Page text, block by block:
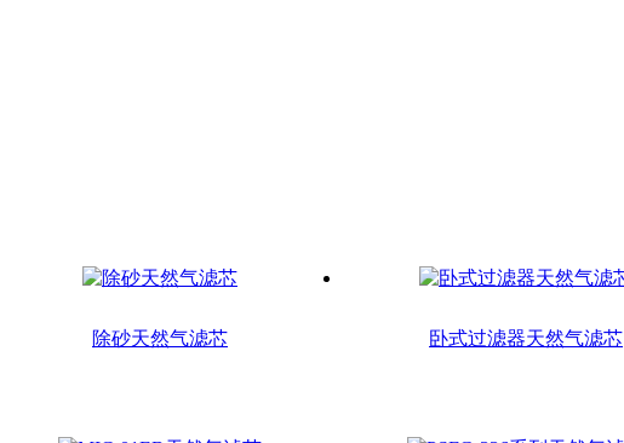
除砂天然气滤芯 卧式过滤器天然气滤芯